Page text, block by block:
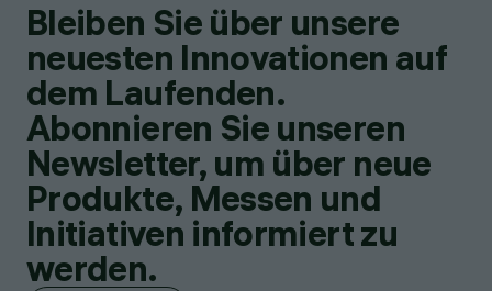
Bleiben Sie über unsere
neuesten Innovationen auf
dem Laufenden.
Abonnieren Sie unseren
Newsletter, um über neue
Produkte, Messen und
Initiativen informiert zu
werden.